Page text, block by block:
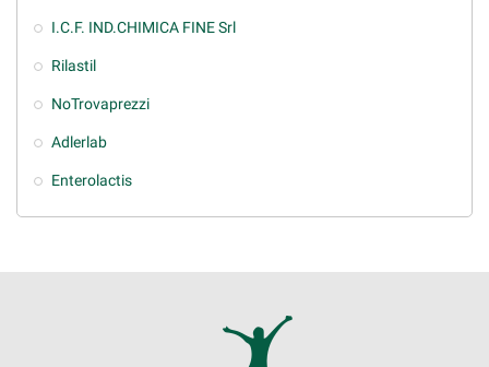
I.C.F. IND.CHIMICA FINE Srl
Rilastil
NoTrovaprezzi
Adlerlab
Enterolactis